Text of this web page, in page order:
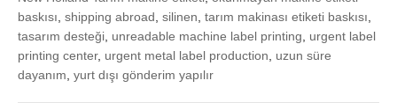
baskısı shipping abroad silinen tarım makinası etiketi baskısı
tasarım desteği unreadable machine label printing
urgent label
printing center, urgent metal label production
uzun süre
dayanım yurt dışı gönderim yapılır